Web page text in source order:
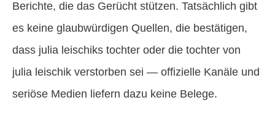
Berichte, die das Gerücht stützen. Tatsächlich gibt
es keine glaubwürdigen Quellen, die bestätigen,
dass julia leischiks tochter oder die tochter von
julia leischik verstorben sei — offizielle Kanäle und
seriöse Medien liefern dazu keine Belege.